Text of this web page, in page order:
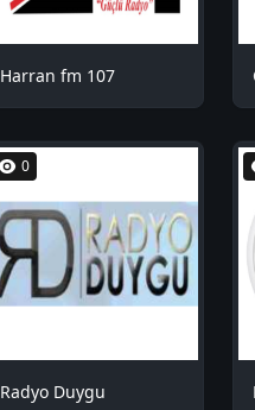
Harran fm 107
0
Radyo Duygu